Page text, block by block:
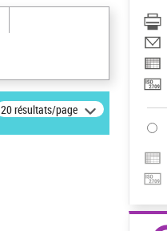
20 résultats/page